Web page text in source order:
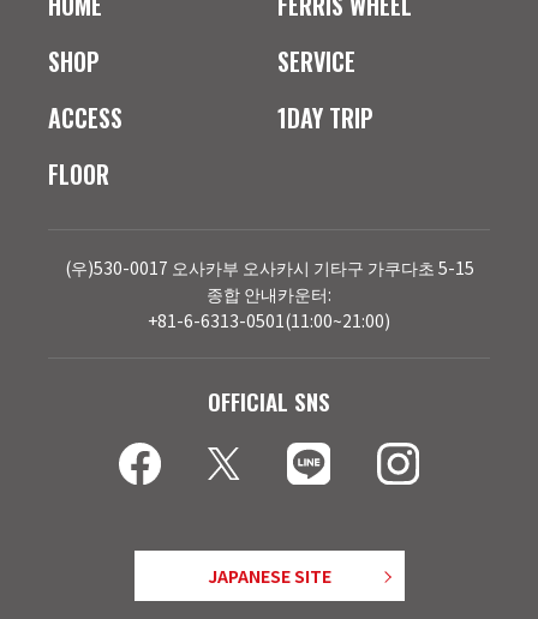
SHOP
ACCESS
FLOOR
SERVICE
1DAY TRIP
(우)530-0017 오사카부 오사카시 기타구 가쿠다초 5-15
종합 안내카운터:
+81-6-6313-0501(11:00~21:00)
OFFICIAL SNS
JAPANESE SITE